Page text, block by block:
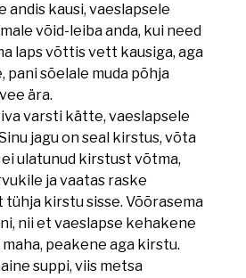
andis kausi, vaeslapsele
võid-leiba anda, kui need
laps võttis vett kausiga, aga
pani sõelale muda põhja
ära.
varsti kätte, vaeslapsele
jagu on seal kirstus, võta
ei ulatunud kirstust võtma,
ja vaatas raske
kirstu sisse. Võõrasema
nii et vaeslapse kehakene
peakene aga kirstu.
suppi, viis metsa